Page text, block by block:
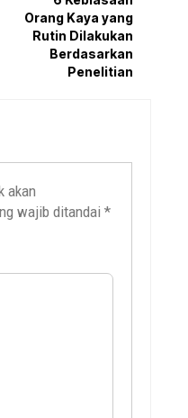
Orang Kaya yang
Rutin Dilakukan
Berdasarkan
Penelitian
akan
wajib ditandai*